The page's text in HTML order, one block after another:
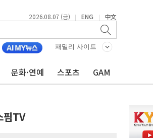
2026.08.07 (금) | ENG | 中文
패밀리 사이트
문화·연예 스포츠 GAM
핌TV